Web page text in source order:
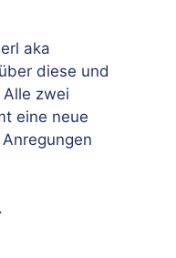
aka
diese und
zwei
eine neue